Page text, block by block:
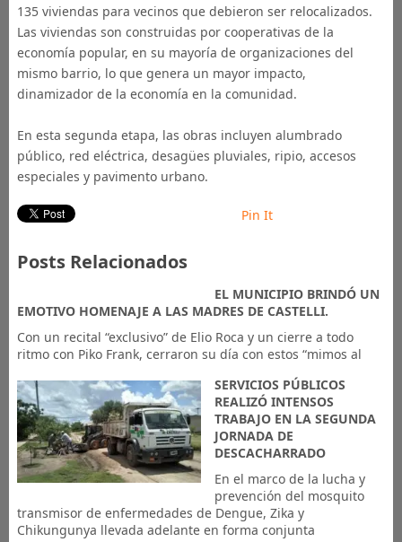
135 viviendas para vecinos que debieron ser relocalizados.
Las viviendas son construidas por cooperativas de la
economía popular, en su mayoría de organizaciones del
mismo barrio, lo que genera un mayor impacto,
dinamizador de la economía en la comunidad.
En esta segunda etapa, las obras incluyen alumbrado
público, red eléctrica, desagües pluviales, ripio, accesos
especiales y pavimento urbano.
Pin It
Posts Relacionados
EL MUNICIPIO BRINDÓ UN
EMOTIVO HOMENAJE A LAS MADRES DE CASTELLI.
Con un recital “exclusivo” de Elio Roca y un cierre a todo
ritmo con Piko Frank, cerraron su día con estos “mimos al
SERVICIOS PÚBLICOS
REALIZÓ INTENSOS
TRABAJO EN LA SEGUNDA
JORNADA DE
DESCACHARRADO
En el marco de la lucha y
prevención del mosquito
transmisor de enfermedades de Dengue, Zika y
Chikungunya llevada adelante en forma conjunta